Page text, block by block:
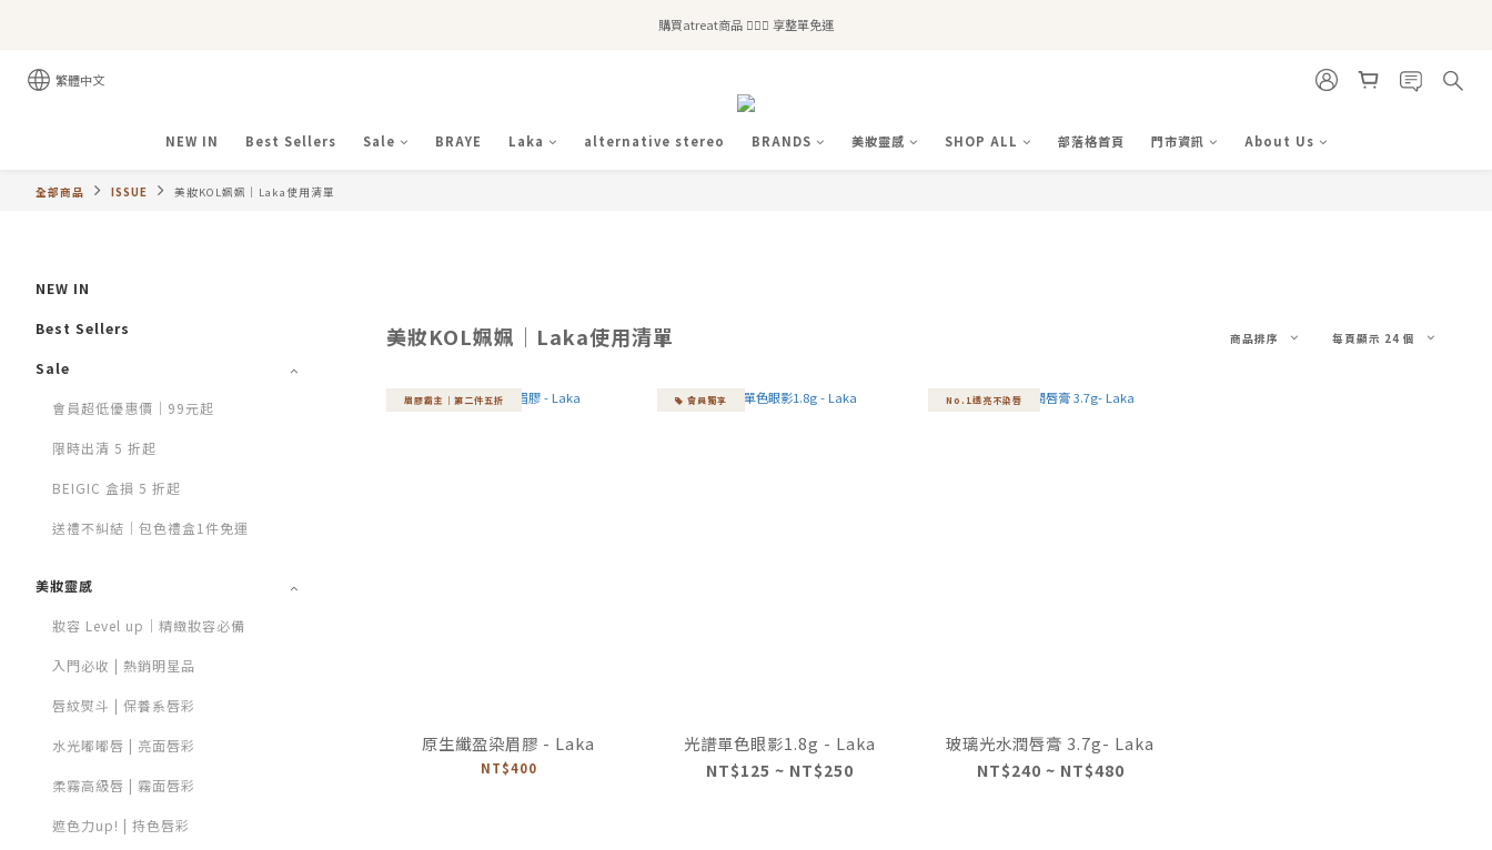
全站滿$2,500免運｜6/30前 含新品滿$1,300超取免運
購買atreat商品 💆🏻‍♀️ 享整單免運
繁體中文
NEW IN Best Sellers Sale BRAYE Laka alternative stereo BRANDS 美妝靈感 SHOP ALL 部落格首頁 門市資訊 About Us
全部商品 ISSUE 美妝KOL姵姵｜Laka使用清單
NEW IN
Best Sellers
Sale
會員超低優惠價｜99元起
限時出清 5 折起
BEIGIC 盒損 5 折起
送禮不糾結｜包色禮盒1件免運
美妝靈感
妝容 Level up｜精緻妝容必備
入門必收 | 熱銷明星品
唇紋熨斗 | 保養系唇彩
水光嘟嘟唇 | 亮面唇彩
柔霧高級唇 | 霧面唇彩
遮色力up! | 持色唇彩
美妝KOL姵姵｜Laka使用清單 商品排序 每頁顯示 24 個
眉膠霸主｜第二件五折
原生纖盈染眉膠 - Laka
NT$400
會員獨享
光譜單色眼影1.8g - Laka
NT$125 ~ NT$250
No.1透亮不染唇
玻璃光水潤唇膏 3.7g- Laka
NT$240 ~ NT$480